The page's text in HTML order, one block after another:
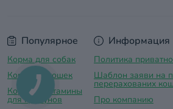
Популярное
Корма для собак
Корм для кошек
Корма и витамины
для грызунов
Информация
Политика
Шаблон заяви на
перерахованих
Про компанию